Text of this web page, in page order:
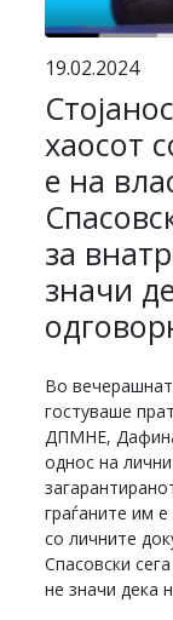
19.02.2024
хаосот
е на
за
значи
Во
гостуваше
ДПМНЕ, Дафина
однос на
граѓаните им
со личните
Спасовски
не значи дека